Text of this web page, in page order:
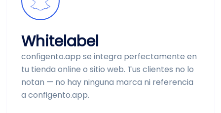
White­label
configento.app se integra perfectamente en
tu tienda online o sitio web. Tus clientes no lo
notan — no hay ninguna marca ni referencia
a configento.app.